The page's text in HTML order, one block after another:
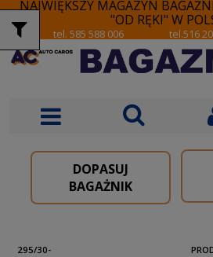
NAJWIĘKSZY MAGAZYN
"OD RĘKI" W
tel. 585 588 006 tel.516
DOPASUJ
BAGAŻNIK
295/30-